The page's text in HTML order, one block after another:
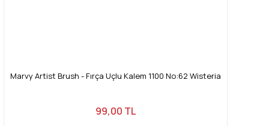
Marvy Artist Brush - Fırça Uçlu Kalem 1100 No:62 Wisteria
99,00 TL